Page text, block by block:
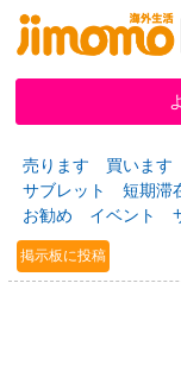
ログイン 新
掲示板 タウン情
ニュース
売ります 買います
サブレット
短期滞
お勧め
イベント
掲示板に投稿